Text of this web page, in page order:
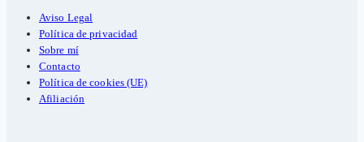
Aviso Legal
Política de privacidad
Sobre mí
Contacto
Política de cookies (UE)
Afiliación